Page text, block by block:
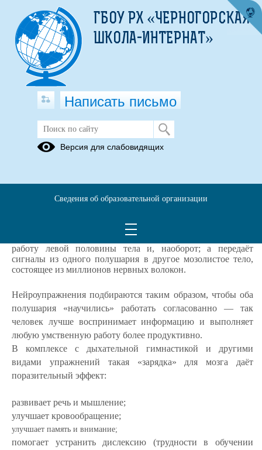
Гимнастика мозга или
нейрогимнастика
Гимнастика мозга или нейрогимнастика — это комплекс
разнообразные умственные процессы.
Известно, что правое полушарие мозга координирует
работу левой половины тела и, наоборот; а передаёт
сигналы из одного полушария в другое мозолистое тело,
состоящее из миллионов нервных волокон.
Нейроупражнения подбираются таким образом, чтобы оба
полушария «научились» работать согласованно — так
человек лучше воспринимает информацию и выполняет
любую умственную работу более продуктивно.
В комплексе с дыхательной гимнастикой и другими
видами упражнений такая «зарядка» для мозга даёт
поразительный эффект:
развивает речь и мышление;
улучшает кровообращение;
улучшает память и внимание;
помогает устранить дислексию (трудности в обучении
ГБОУ РХ «ЧЕРНОГОРСКАЯ
ШКОЛА-ИНТЕРНАТ»
Написать письмо
Версия для слабовидящих
Сведения об образовательной организации